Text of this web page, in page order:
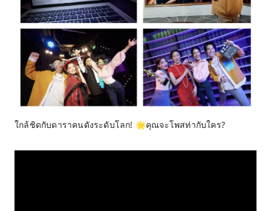
ใกล้ชิดกับดาราคนดังระดับโลก! 🌟คุณจะโพสท่ากับใคร?